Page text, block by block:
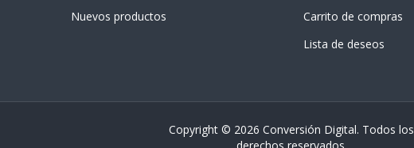
Nuevos productos
Carrito de compras
Lista de deseos
Copyright © 2026 Conversión Digital. Todos los